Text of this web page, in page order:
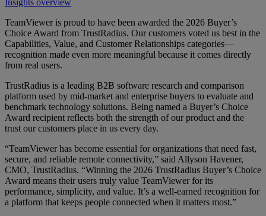
TeamViewer is proud to have been awarded the 2026 Buyer’s
Choice Award from TrustRadius. Our customers voted us best in the
Capabilities, Value, and Customer Relationships categories—
recognition made even more meaningful because it comes directly
from real users.
TrustRadius is a leading B2B software research and comparison
platform used by mid-market and enterprise buyers to evaluate and
benchmark technology solutions. Being named a Buyer’s Choice
Award recipient reflects both the strength of our product and the
trust our customers place in us every day.
“TeamViewer has become essential for organizations that need fast,
secure, and reliable remote connectivity,” said Allyson Havener,
CMO, TrustRadius. “Winning the 2026 TrustRadius Buyer’s Choice
Award means their users truly value TeamViewer for its
performance, simplicity, and value. It’s a well-earned recognition for
a platform that keeps people connected when it matters most.”